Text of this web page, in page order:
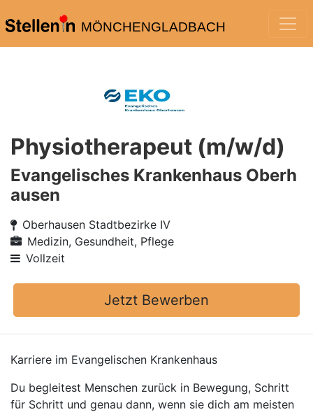
MÖNCHENGLADBACH
Physiotherapeut (m/w/d)
Evangelisches Krankenhaus Oberh
ausen
Oberhausen Stadtbezirke IV
Medizin, Gesundheit, Pflege
Vollzeit
Jetzt Bewerben
Karriere im Evangelischen Krankenhaus
Du begleitest Menschen zurück in Bewegung, Schritt
für Schritt und genau dann, wenn sie dich am meisten